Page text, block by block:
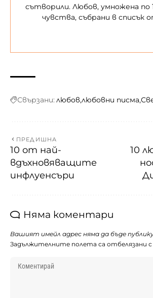
сътворили. Любов, умножена по
чувства, събрани в списък
Свързани: любов любовни писма
ПРЕДИШНА
10 от най-
вдъхновяващите
инфлуенсъри
10
Няма коментари
Вашият имейл адрес няма да бъде
Задължителните полета са отбелязани с